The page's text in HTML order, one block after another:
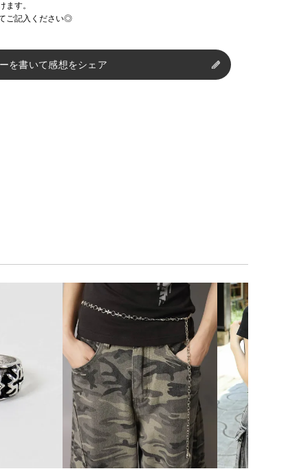
ます。
ご記入ください◎
を書いて感想をシェア